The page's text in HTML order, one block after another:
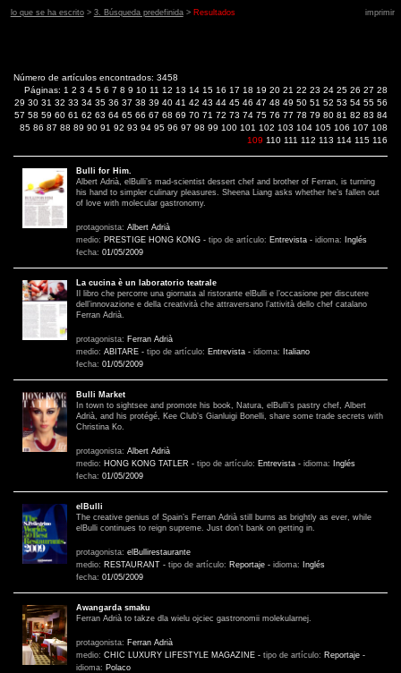
lo que se ha escrito> 3. Búsqueda predefinida> Resultados imprimir
Número de artículos encontrados: 3458
Páginas: 1 2 3 4 5 6 7 8 9 10 11 12 13 14 15 16 17 18 19 20 21 22 23 24 25 26 27 28
29 30 31 32 33 34 35 36 37 38 39 40 41 42 43 44 45 46 47 48 49 50 51 52 53 54 55 56
57 58 59 60 61 62 63 64 65 66 67 68 69 70 71 72 73 74 75 76 77 78 79 80 81 82 83 84
85 86 87 88 89 90 91 92 93 94 95 96 97 98 99 100 101 102 103 104 105 106 107 108
109 110 111 112 113 114 115 116
Bulli for Him.
Albert Adrià, elBulli’s mad-scientist dessert chef and brother of Ferran, is turning
his hand to simpler culinary pleasures. Sheena Liang asks whether he’s fallen out
of love with molecular gastronomy.
protagonista: Albert Adrià
medio: PRESTIGE HONG KONG - tipo de artículo: Entrevista - idioma:
Inglés
fecha: 01/05/2009
La cucina è un laboratorio teatrale
Il libro che percorre una giornata al ristorante elBulli e l’occasione per discutere
dell’innovazione e della creatività che attraversano l’attività dello chef catalano
Ferran Adrià.
protagonista: Ferran Adrià
medio: ABITARE - tipo de artículo: Entrevista - idioma:
Italiano
fecha: 01/05/2009
Bulli Market
In town to sightsee and promote his book, Natura, elBulli’s pastry chef, Albert
Adrià, and his protégé, Kee Club’s Gianluigi Bonelli, share some trade secrets with
Christina Ko.
protagonista: Albert Adrià
medio: HONG KONG TATLER - tipo de artículo: Entrevista - idioma:
Inglés
fecha: 01/05/2009
elBulli
The creative genius of Spain’s Ferran Adrià still burns as brightly as ever, while
elBulli continues to reign supreme. Just don’t bank on getting in.
protagonista: elBullirestaurante
medio: RESTAURANT - tipo de artículo: Reportaje - idioma:
Inglés
fecha: 01/05/2009
Awangarda smaku
Ferran Adrià to takze dla wielu ojciec gastronomii molekularnej.
protagonista: Ferran Adrià
medio: CHIC LUXURY LIFESTYLE MAGAZINE - tipo de artículo: Reportaje -
idioma: Polaco